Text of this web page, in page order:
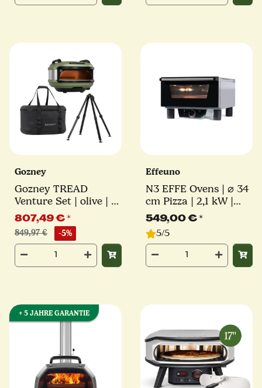
Gozney
Gozney TREAD
Venture Set | olive | 3-
tlg.
807,49 €*
849,97 € -5%
Effeuno
N3 EFFE Ovens | ⌀ 34
cm Pizza | 2,1 kW |
inkl. original Effeuno-
Stein | Elektro
Pizzaofen
549,00 €*
5/5
+ 5 JAHRE GARANTIE